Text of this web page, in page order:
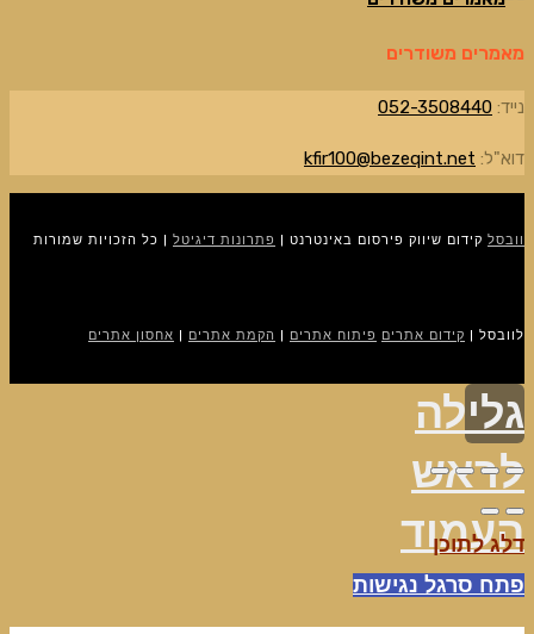
מאמרים משודרים
נייד: 052-3508440
דוא"ל: kfir100@bezeqint.net
וובסל קידום שיווק פירסום באינטרנט | פתרונות דיגיטל | כל הזכויות שמורות
לוובסל | קידום אתרים פיתוח אתרים הקמת אתרים אחסון אתרים
גלילה
לראש
העמוד
דלג לתוכן
פתח סרגל נגישות